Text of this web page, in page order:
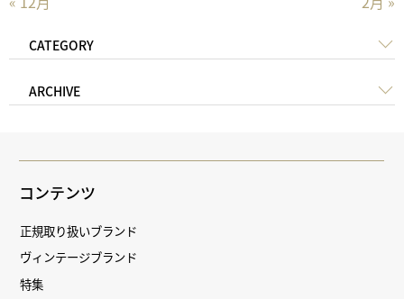
CATEGORY
ARCHIVE
コンテンツ
正規取り扱いブランド
ヴィンテージブランド
特集